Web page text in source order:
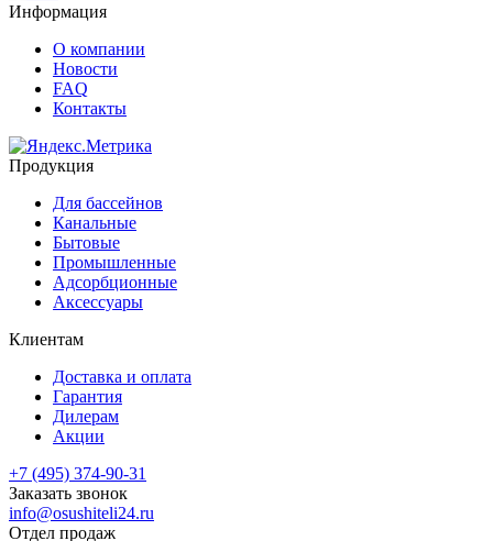
Информация
О компании
Новости
FAQ
Контакты
Продукция
Для бассейнов
Канальные
Бытовые
Промышленные
Адсорбционные
Аксессуары
Клиентам
Доставка и оплата
Гарантия
Дилерам
Акции
+7 (495) 374-90-31
Заказать звонок
info@osushiteli24.ru
Отдел продаж